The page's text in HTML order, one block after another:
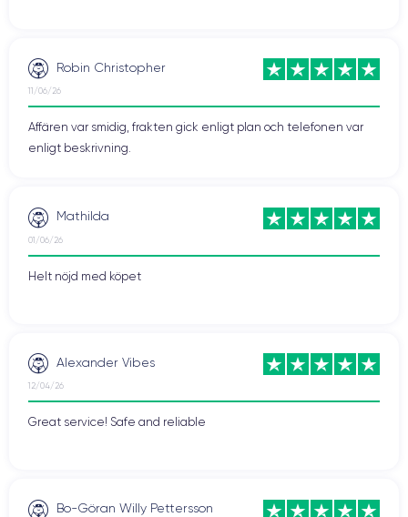
Robin Christopher
11/06/26
Affären var smidig, frakten gick enligt plan och telefonen var
enligt beskrivning.
Mathilda
01/06/26
Helt nöjd med köpet
Alexander Vibes
12/04/26
Great service! Safe and reliable
Bo-Göran Willy Pettersson